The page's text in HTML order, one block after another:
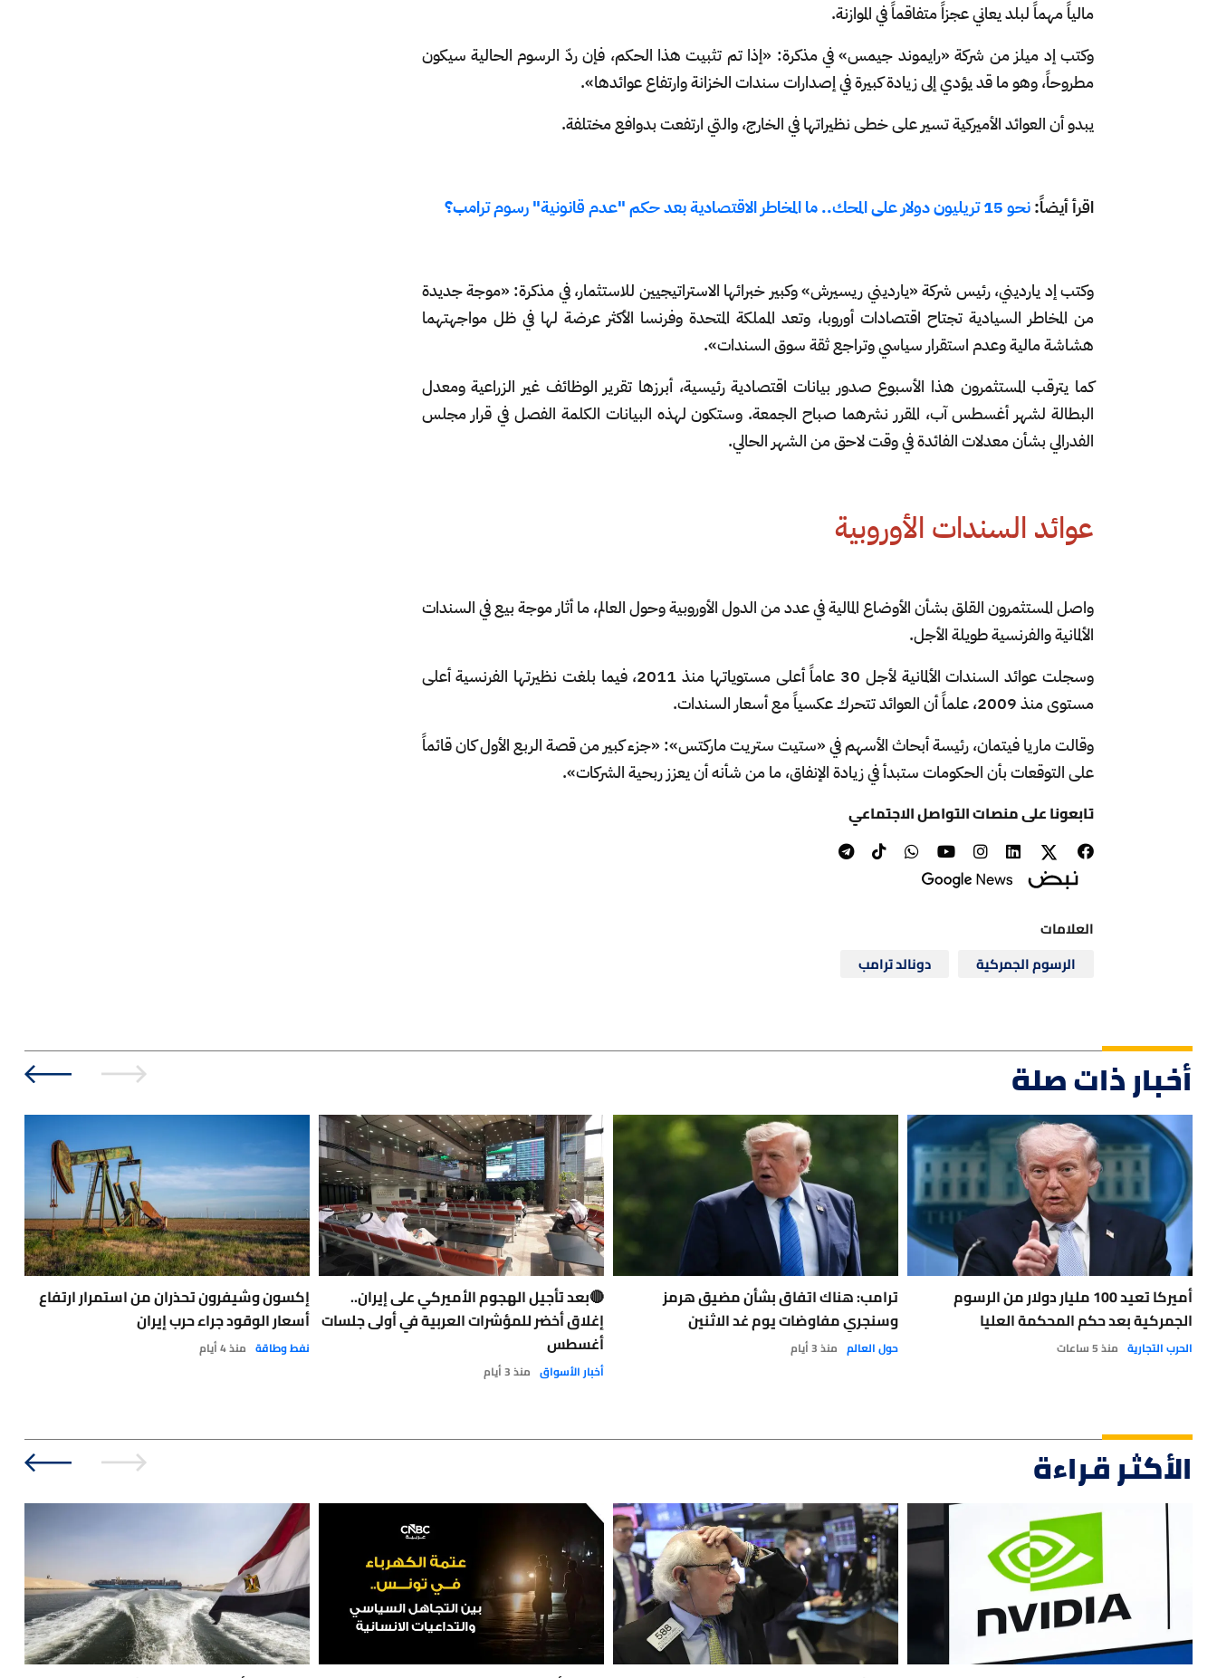
مالياً مهماً لبلد يعاني عجزاً متفاقماً في الموازنة.
وكتب إد ميلز من شركة «رايموند جيمس» في مذكرة: «إذا تم تثبيت هذا الحكم، فإن ردّ الرسوم الحالية سيكون
مطروحاً، وهو ما قد يؤدي إلى زيادة كبيرة في إصدارات سندات الخزانة وارتفاع عوائدها».
يبدو أن العوائد الأميركية تسير على خطى نظيراتها في الخارج، والتي ارتفعت بدوافع مختلفة.
اقرأ أيضاً:نحو 15 تريليون دولار على المحك.. ما المخاطر الاقتصادية بعد حكم "عدم قانونية" رسوم ترامب؟
وكتب إد يارديني، رئيس شركة «يارديني ريسيرش» وكبير خبرائها الاستراتيجيين للاستثمار، في مذكرة: «موجة جديدة
من المخاطر السيادية تجتاح اقتصادات أوروبا، وتعد المملكة المتحدة وفرنسا الأكثر عرضة لها في ظل مواجهتهما
هشاشة مالية وعدم استقرار سياسي وتراجع ثقة سوق السندات».
كما يترقب المستثمرون هذا الأسبوع صدور بيانات اقتصادية رئيسية، أبرزها تقرير الوظائف غير الزراعية ومعدل
البطالة لشهر أغسطس آب، المقرر نشرهما صباح الجمعة. وستكون لهذه البيانات الكلمة الفصل في قرار مجلس
الفدرالي بشأن معدلات الفائدة في وقت لاحق من الشهر الحالي.
عوائد السندات الأوروبية
واصل المستثمرون القلق بشأن الأوضاع المالية في عدد من الدول الأوروبية وحول العالم، ما أثار موجة بيع في السندات
الألمانية والفرنسية طويلة الأجل.
وسجلت عوائد السندات الألمانية لأجل 30 عاماً أعلى مستوياتها منذ 2011، فيما بلغت نظيرتها الفرنسية أعلى
مستوى منذ 2009، علماً أن العوائد تتحرك عكسياً مع أسعار السندات.
وقالت ماريا فيتمان، رئيسة أبحاث الأسهم في «ستيت ستريت ماركتس»: «جزء كبير من قصة الربع الأول كان قائماً
على التوقعات بأن الحكومات ستبدأ في زيادة الإنفاق، ما من شأنه أن يعزز ربحية الشركات».
تابعونا على منصات التواصل الاجتماعي
العلامات
الرسوم الجمركية
دونالد ترامب
أخبار ذات صلة
أميركا تعيد 100 مليار دولار من الرسوم
الجمركية بعد حكم المحكمة العليا
الحرب التجارية منذ 5 ساعات
ترامب: هناك اتفاق بشأن مضيق هرمز
وسنجري مفاوضات يوم غد الاثنين
حول العالم منذ 3 أيام
🔴بعد تأجيل الهجوم الأميركي على إيران..
إغلاق أخضر للمؤشرات العربية في أولى جلسات
أغسطس
أخبار الأسواق منذ 3 أيام
إكسون وشيفرون تحذران من استمرار ارتفاع
أسعار الوقود جراء حرب إيران
نفط وطاقة منذ 4 أيام
الأكثر قراءة